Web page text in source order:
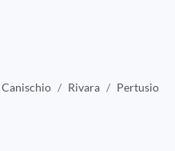
Canischio Rivara Pertusio